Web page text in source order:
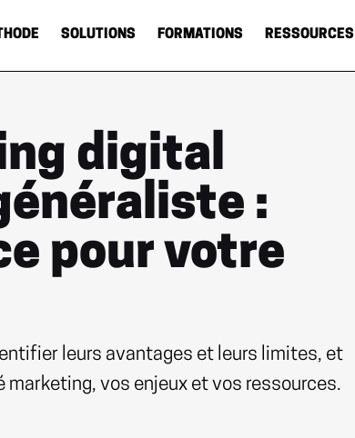
SOLUTIONS FORMATIONS RESSOURCES
digital
:
pour votre
leurs avantages et leurs limites, et
vos enjeux et vos ressources.